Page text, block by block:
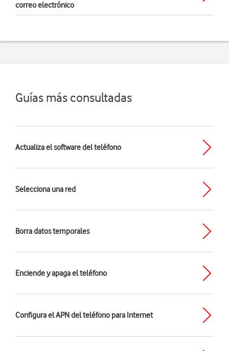
correo electrónico
Guías más consultadas
Actualiza el software del teléfono
Selecciona una red
Borra datos temporales
Enciende y apaga el teléfono
Configura el APN del teléfono para Internet